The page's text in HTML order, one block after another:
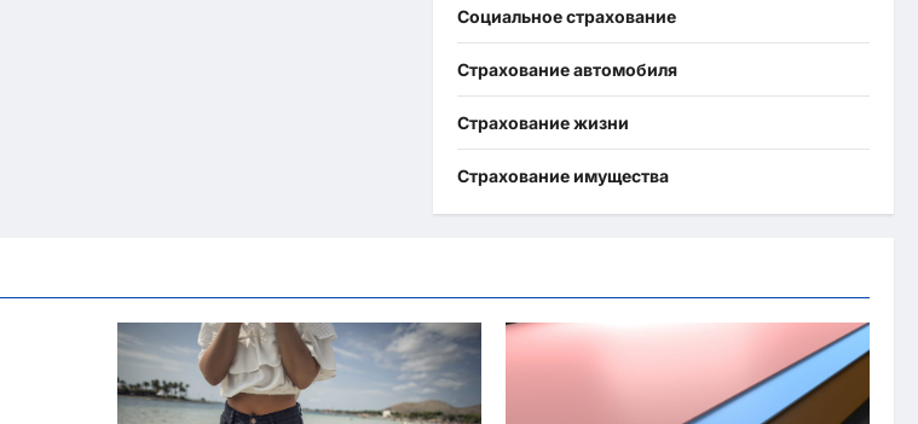
Социальное страхование
Страхование автомобиля
Страхование жизни
Страхование имущества